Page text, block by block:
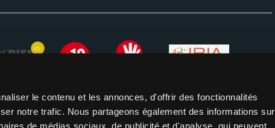
le contenu et les annonces, d'offrir des fonctionnalités
notre trafic. Nous partageons également des informations sur
de médias sociaux, de publicité et d'analyse, qui peuvent